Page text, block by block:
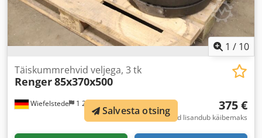
1 / 10
Wiefelstede 1 205 km
Täiskummrehvid veljega, 3 tk
Renger85x370x500
375 €
fikseeritud hind lisandub käibemaks
Salvesta otsing